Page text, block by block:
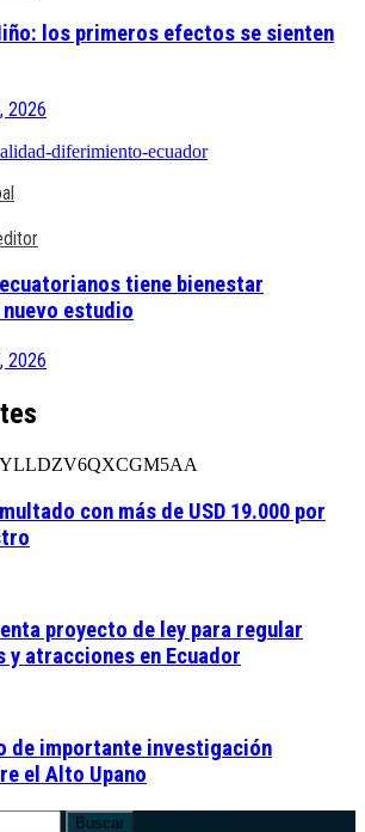
los primeros efectos se sienten
2026
tiene bienestar
estudio
2026
con más de USD 19.000 por
proyecto de ley para regular
y atracciones en Ecuador
de importante investigación
el Alto Upano